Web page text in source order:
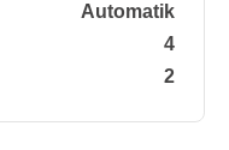
Automatik
4
2